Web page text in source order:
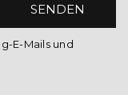
SENDEN
E-Mails und